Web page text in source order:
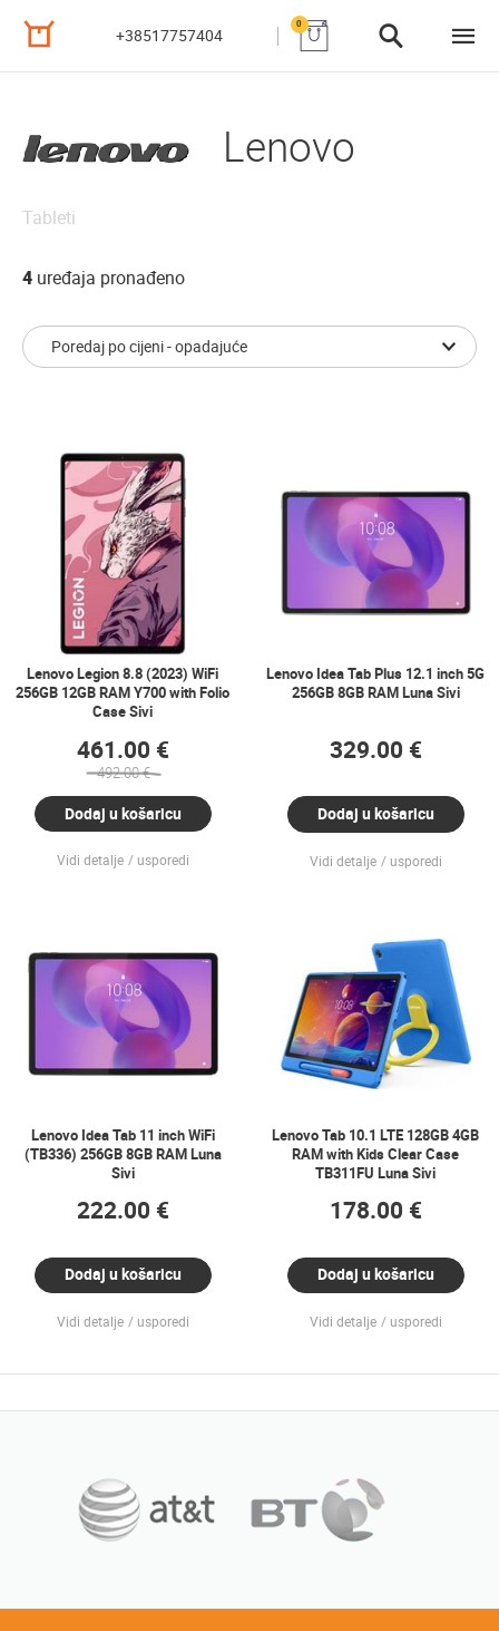
+38517757404
0
Lenovo
Tableti
4 uređaja pronađeno
Lenovo Legion 8.8 (2023) WiFi
256GB 12GB RAM Y700 with Folio
Case Sivi
461.00 €
492.00 €
Dodaj u košaricu
Vidi detalje usporedi
Lenovo Idea Tab Plus 12.1 inch 5G
256GB 8GB RAM Luna Sivi
329.00 €
Dodaj u košaricu
Vidi detalje usporedi
Lenovo Idea Tab 11 inch WiFi
(TB336) 256GB 8GB RAM Luna
Sivi
222.00 €
Dodaj u košaricu
Vidi detalje usporedi
Lenovo Tab 10.1 LTE 128GB 4GB
RAM with Kids Clear Case
TB311FU Luna Sivi
178.00 €
Dodaj u košaricu
Vidi detalje usporedi